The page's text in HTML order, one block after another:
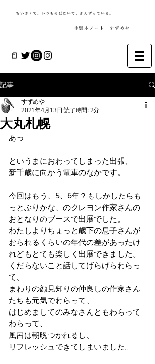
記事
大丸札幌
すずめや
2021年4月13日 読了時間: 2分
あっ
というまにおわってしまった出張、
新千歳に向かう電車のなかです。
今回はもう、5、6年？もしかしたらも
っとぶりかな、のクレヨン作家さんの
おとなりのブースで出展でした。
わたしよりちょっと歳下の息子さんが
おられるくらいの年代の差があったけ
れどもとても楽しく出展できました。
くだらないこと話してげらげらわらっ
て、
まわりの顔見知りの仲良しの作家さん
たちも元気でわらって、
はじめましてのみなさんともわらって
わらって、
風呂は朝晩つかれるし、
リフレッシュできてしまいました。